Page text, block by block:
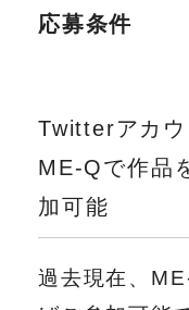
応募条件
Twitterアカ
ME-Qで作品
加可能
過去現在、